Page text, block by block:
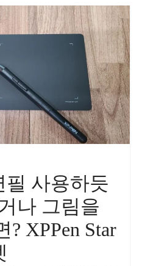
필 사용하듯
나 그림을
XPPen Star